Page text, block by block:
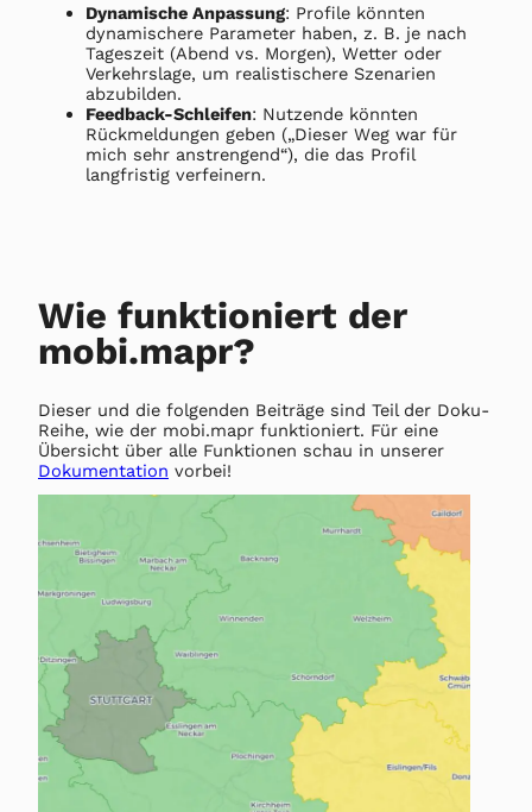
Dynamische Anpassung: Profile könnten
dynamischere Parameter haben, z. B. je nach
Tageszeit (Abend vs. Morgen), Wetter oder
Verkehrslage, um realistischere Szenarien
abzubilden.
Feedback-Schleifen: Nutzende könnten
Rückmeldungen geben („Dieser Weg war für
mich sehr anstrengend“), die das Profil
langfristig verfeinern.
Wie funktioniert der
mobi.mapr?
Dieser und die folgenden Beiträge sind Teil der Doku-
Reihe, wie der mobi.mapr funktioniert. Für eine
Übersicht über alle Funktionen schau in unserer
Dokumentation vorbei!